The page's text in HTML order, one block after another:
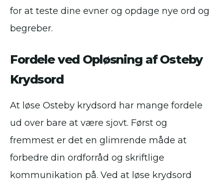
for at teste dine evner og opdage nye ord og
begreber.
Fordele ved Opløsning af Osteby
Krydsord
At løse Osteby krydsord har mange fordele
ud over bare at være sjovt. Først og
fremmest er det en glimrende måde at
forbedre din ordforråd og skriftlige
kommunikation på. Ved at løse krydsord